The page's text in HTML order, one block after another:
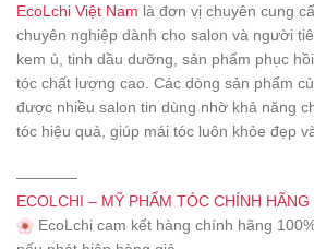
EcoLchi Việt Nam là đơn vị chuyên cung
chuyên nghiệp dành cho salon và người
kem ủ, tinh dầu dưỡng, sản phẩm phục
tóc chất lượng cao. Các dòng sản phẩm
được nhiều salon tin dùng nhờ khả năng
tóc hiệu quả, giúp mái tóc luôn khỏe đẹp
————
ECOLCHI – MỸ PHẨM TÓC CHÍNH HÃNG
EcoLchi cam kết hàng chính hãng